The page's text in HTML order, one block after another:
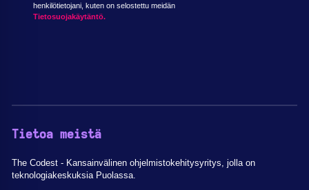
henkilötietojani, kuten on selostettu meidän
Tietosuojakäytäntö.
Tietoa meistä
The Codest - Kansainvälinen ohjelmistokehitysyritys, jolla on
teknologiakeskuksia Puolassa.